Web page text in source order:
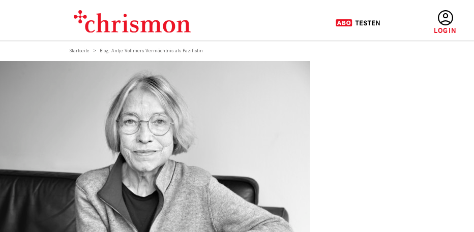
Startseite Blog: Antje Vollmers Vermächtnis als Pazifistin